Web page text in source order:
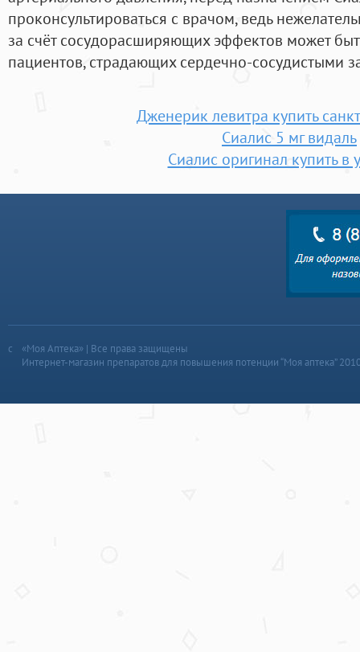
проконсультироваться с врачом, ведь
за счёт сосудорасширяющих эффектов может
пациентов, страдающих сердечно-сосудистыми
Дженерик левитра купить
Сиалис 5 мг видаль
Сиалис оригинал купить в
«Моя Аптека» | Все права защищены
Интернет-магазин препаратов для повышения потенции “Моя аптека”